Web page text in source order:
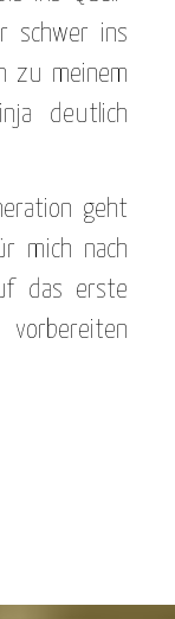
schwer ins
zu meinem
deutlich
geht
mich nach
das erste